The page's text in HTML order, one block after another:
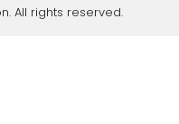
All rights reserved.